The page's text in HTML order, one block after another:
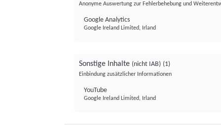
Anonyme Auswertung zur Fehlerbehebung und
Google Analytics
Google Ireland Limited, Irland
Sonstige Inhalte (nicht IAB) (1)
Einbindung zusätzlicher Informationen
YouTube
Google Ireland Limited, Irland